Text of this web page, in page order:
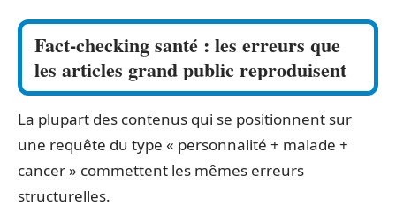
Fact-checking santé : les erreurs que
les articles grand public reproduisent
La plupart des contenus qui se positionnent sur
une requête du type « personnalité + malade +
cancer » commettent les mêmes erreurs
structurelles.